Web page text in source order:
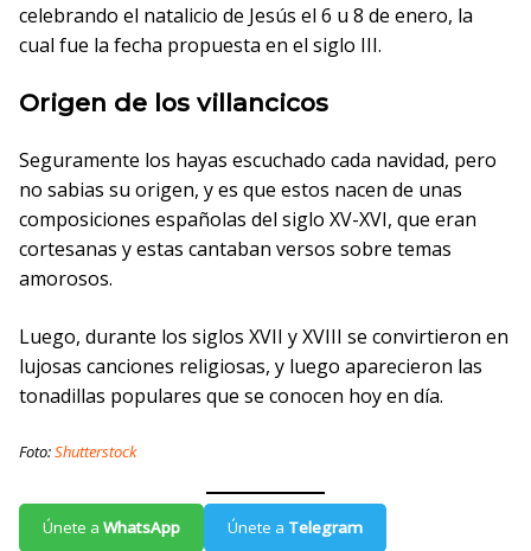
celebrando el natalicio de Jesús el 6 u 8 de enero, la
cual fue la fecha propuesta en el siglo III.
Origen de los villancicos
Seguramente los hayas escuchado cada navidad, pero
no sabias su origen, y es que estos nacen de unas
composiciones españolas del siglo XV-XVI, que eran
cortesanas y estas cantaban versos sobre temas
amorosos.
Luego, durante los siglos XVII y XVIII se convirtieron en
lujosas canciones religiosas, y luego aparecieron las
tonadillas populares que se conocen hoy en día.
Foto:Shutterstock
Únete a WhatsApp Únete a Telegram